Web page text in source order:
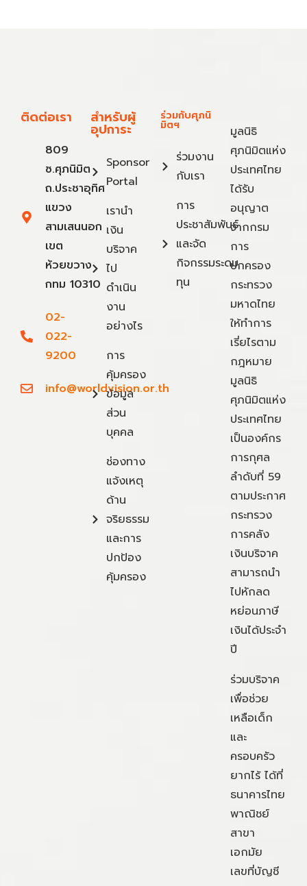
ติดต่อเรา
809
ซ.ศุภนิมิต
ถ.ประชาอุทิศ
แขวง
สามเสนนอก
เขต
ห้วยขวาง
กทม 10310
02-
022-
9200
info@worldvision.or.th
สำหรับผู้
อุปการะ
Sponsor
Portal
เรานำ
เงิน
บริจาค
ไป
ดำเนิน
งาน
อย่างไร
การ
คุ้มครอง
ข้อมูล
ส่วน
บุคคล
ช่องทาง
แจ้งเหตุ
ด้าน
จริยธรรม
และการ
ปกป้อง
คุ้มครอง
ร่วมกับศุภนิ
มิตฯ
ร่วมงาน
กับเรา
การ
ประชาสัมพันธ์
และจัด
กิจกรรมระดม
ทุน
มูลนิธิ
ศุภนิมิตแห่ง
ประเทศไทย
ได้รับ
อนุญาต
จากกรม
การ
ปกครอง
กระทรวง
มหาดไทย
ให้ทำการ
เรี่ยไรตาม
กฎหมาย
มูลนิธิ
ศุภนิมิตแห่ง
ประเทศไทย
เป็นองค์กร
การกุศล
ลำดับที่ 59
ตามประกาศ
กระทรวง
การคลัง
เงินบริจาค
สามารถนำ
ไปหักลด
หย่อนภาษี
เงินได้ประจำ
ปี
ร่วมบริจาค
เพื่อช่วย
เหลือเด็ก
และ
ครอบครัว
ยากไร้ ได้ที่
ธนาคารไทย
พาณิชย์
สาขา
เอกมัย
เลขที่บัญชี